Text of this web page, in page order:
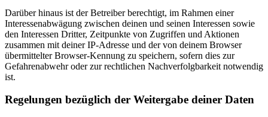
Darüber hinaus ist der Betreiber berechtigt, im Rahmen einer
Interessenabwägung zwischen deinen und seinen Interessen sowie
den Interessen Dritter, Zeitpunkte von Zugriffen und Aktionen
zusammen mit deiner IP-Adresse und der von deinem Browser
übermittelter Browser-Kennung zu speichern, sofern dies zur
Gefahrenabwehr oder zur rechtlichen Nachverfolgbarkeit notwendig
ist.
Regelungen bezüglich der Weitergabe deiner Daten